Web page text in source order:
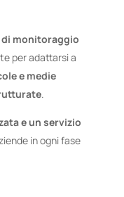
monitoraggio
per adattarsi a
e medie
.
e un servizio
in ogni fase